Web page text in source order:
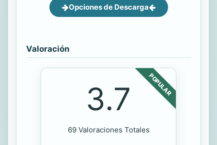
Opciones de Descarga
Valoración
POPULAR
3.7
69 Valoraciones Totales